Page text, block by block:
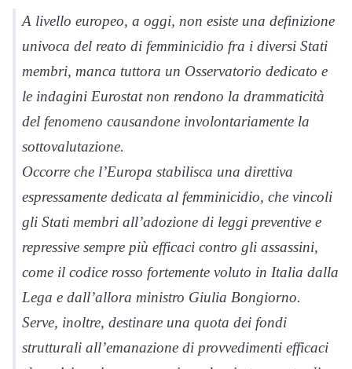
A livello europeo, a oggi, non esiste una definizione
univoca del reato di femminicidio fra i diversi Stati
membri, manca tuttora un Osservatorio dedicato e
le indagini Eurostat non rendono la drammaticità
del fenomeno causandone involontariamente la
sottovalutazione.
Occorre che l’Europa stabilisca una direttiva
espressamente dedicata al femminicidio, che vincoli
gli Stati membri all’adozione di leggi preventive e
repressive sempre più efficaci contro gli assassini,
come il codice rosso fortemente voluto in Italia dalla
Lega e dall’allora ministro Giulia Bongiorno.
Serve, inoltre, destinare una quota dei fondi
strutturali all’emanazione di provvedimenti efficaci